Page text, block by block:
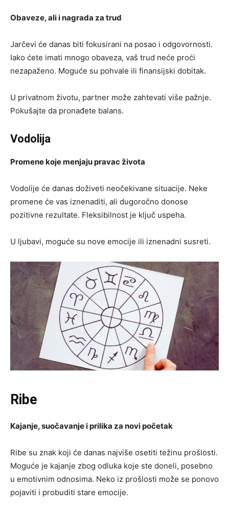
Obaveze, ali i nagrada za trud
Jarčevi će danas biti fokusirani na posao i odgovornosti.
Iako ćete imati mnogo obaveza, vaš trud neće proći
nezapaženo. Moguće su pohvale ili finansijski dobitak.
U privatnom životu, partner može zahtevati više pažnje.
Pokušajte da pronađete balans.
Vodolija
Promene koje menjaju pravac života
Vodolije će danas doživeti neočekivane situacije. Neke
promene će vas iznenaditi, ali dugoročno donose
pozitivne rezultate. Fleksibilnost je ključ uspeha.
U ljubavi, moguće su nove emocije ili iznenadni susreti.
Ribe
Kajanje, suočavanje i prilika za novi početak
Ribe su znak koji će danas najviše osetiti težinu prošlosti.
Moguće je kajanje zbog odluka koje ste doneli, posebno
u emotivnim odnosima. Neko iz prošlosti može se ponovo
pojaviti i probuditi stare emocije.